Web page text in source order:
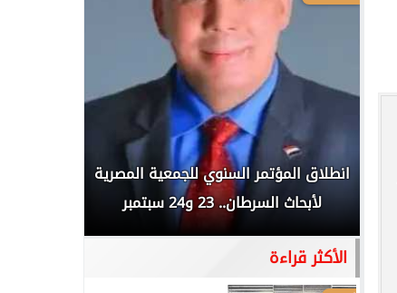
انطلاق المؤتمر السنوي للجمعية المصرية
لأبحاث السرطان.. 23 و24 سبتمبر
الأكثر قراءة